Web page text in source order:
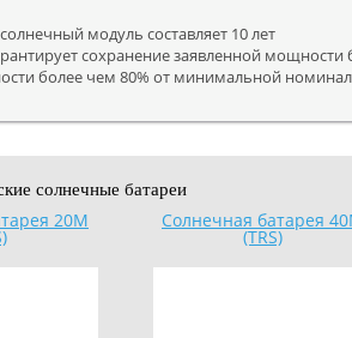
модуль составляет 10 лет
сохранение заявленной
более чем 80% от минимальной
солнечные батареи
20M Солнечная батарея
(TRS)